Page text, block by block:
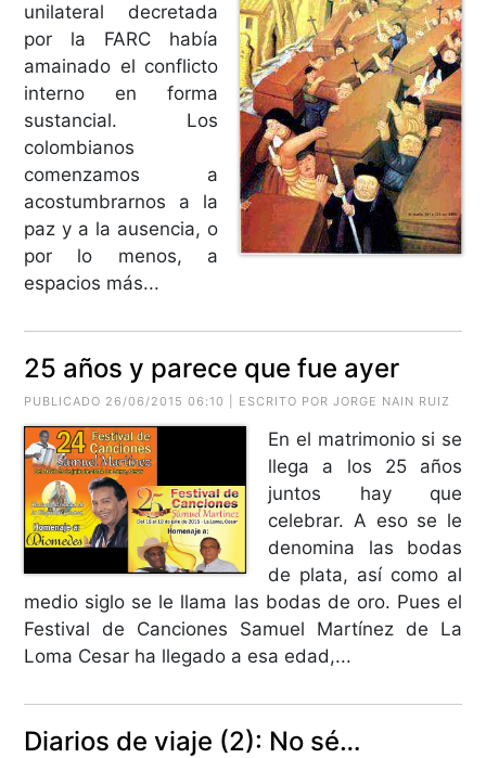
unilateral decretada
por la FARC había
amainado el conflicto
interno en forma
sustancial. Los
colombianos
comenzamos a
acostumbrarnos a la
paz y a la ausencia, o
por lo menos, a
espacios más...
25 años y parece que fue ayer
PUBLICADO 26/06/2015 06:10 | ESCRITO PORJORGE NAIN RUIZ
En el matrimonio si se
llega a los 25 años
juntos hay que
celebrar. A eso se le
denomina las bodas
de plata, así como al
medio siglo se le llama las bodas de oro. Pues el
Festival de Canciones Samuel Martínez de La
Loma Cesar ha llegado a esa edad,...
Diarios de viaje (2): No sé…